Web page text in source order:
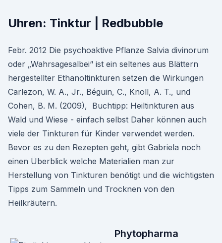
Uhren: Tinktur | Redbubble
Febr. 2012 Die psychoaktive Pflanze Salvia divinorum
oder „Wahrsagesalbei“ ist ein seltenes aus Blättern
hergestellter Ethanoltinkturen setzen die Wirkungen
Carlezon, W. A., Jr., Béguin, C., Knoll, A. T., und
Cohen, B. M. (2009), Buchtipp: Heiltinkturen aus
Wald und Wiese - einfach selbst Daher können auch
viele der Tinkturen für Kinder verwendet werden.
Bevor es zu den Rezepten geht, gibt Gabriela noch
einen Überblick welche Materialien man zur
Herstellung von Tinkturen benötigt und die wichtigsten
Tipps zum Sammeln und Trocknen von den
Heilkräutern.
Phytopharma